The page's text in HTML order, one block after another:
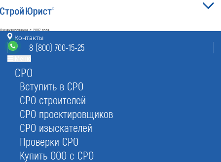
Лицензирование с 2007 года
4.93
Наш рейтинг
80отзывов
режим работы
без выходных 7:00-20:00
8 (800) 700-15-25
Электросталь, ул. Ялагина 17, офис 221
Контакты
8 (800) 700-15-25
СРО
Вступить в СРО
СРО строителей
СРО проектировщиков
СРО изыскателей
Проверки СРО
Купить ООО с СРО
О компании Цены на услуги